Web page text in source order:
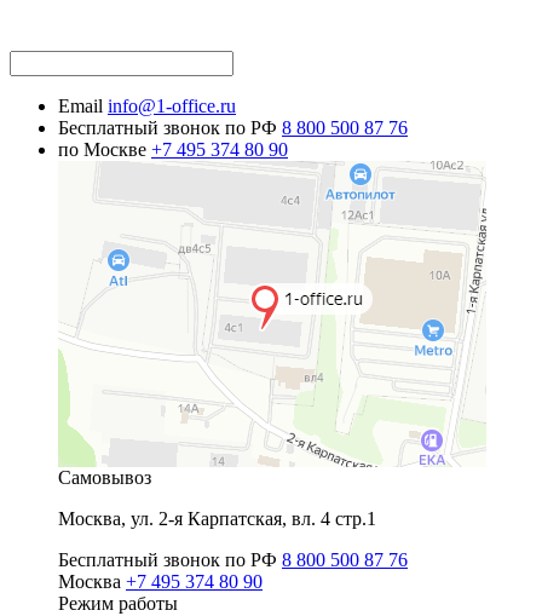
Email info@1-office.ru
Бесплатный звонок по РФ 8 800 500 87 76
по Москве +7 495 374 80 90
Самовывоз
Москва, ул. 2-я Карпатская, вл. 4 стр.1
Бесплатный звонок по РФ 8 800 500 87 76
Москва +7 495 374 80 90
Режим работы